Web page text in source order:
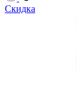
Скидка